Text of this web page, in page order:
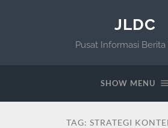
JLDC
Pusat Informasi Berita
SHOW MENU
TAG: STRATEGI